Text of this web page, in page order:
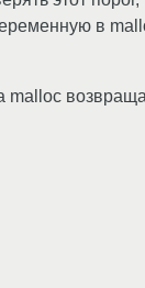
в
malloc